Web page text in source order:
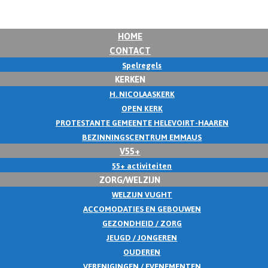
HOME
CONTACT
Spelregels
KERKEN
H. NICOLAASKERK
OPEN KERK
PROTESTANTE GEMEENTE HELEVOIRT-HAAREN
BEZINNINGSCENTRUM EMMAUS
V55+
55+ activiteiten
ZORG/WELZIJN
WELZIJN VUGHT
ACCOMODATIES EN GEBOUWEN
GEZONDHEID / ZORG
JEUGD / JONGEREN
OUDEREN